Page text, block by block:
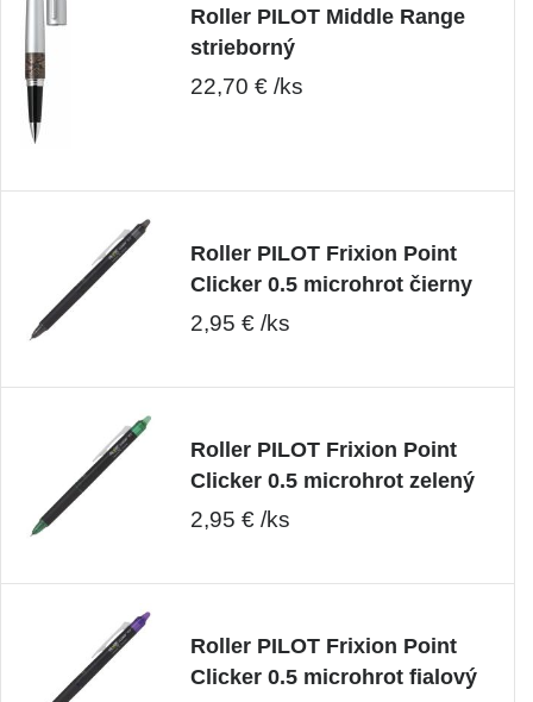
Roller PILOT Middle Range
strieborný
22,70 € /ks
Roller PILOT Frixion Point
Clicker 0.5 microhrot čierny
2,95 € /ks
Roller PILOT Frixion Point
Clicker 0.5 microhrot zelený
2,95 € /ks
Roller PILOT Frixion Point
Clicker 0.5 microhrot fialový